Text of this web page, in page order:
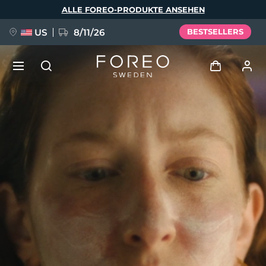
ALLE FOREO-PRODUKTE ANSEHEN
US 8/11/26 BESTSELLERS
Anmelden
Benutzerkonto
Meine Geräte
Meine Bestellungen
Meine Adressen
Meine Abonnements
FAQ™ Pure Beauty-Tech Elixir
issa™ Teeth Whitening Set
Deutsch
Español
Italiano
Português
Polski
Русский
简体中文 繁體中文